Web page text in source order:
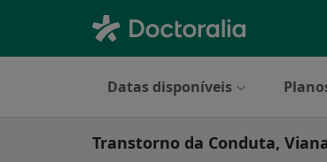
Datas disponíveis
Transtorno da Conduta,